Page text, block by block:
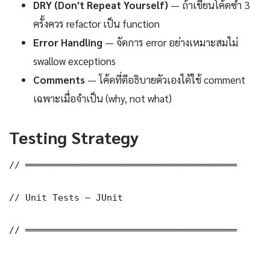
DRY (Don't Repeat Yourself) — ถ้าเขียนโค้ดซ้ำ 3
ครั้งควร refactor เป็น function
Error Handling — จัดการ error อย่างเหมาะสมไม่
swallow exceptions
Comments — โค้ดที่ดีอธิบายตัวเองได้ใช้ comment
เฉพาะเมื่อจำเป็น (why, not what)
Testing Strategy
// ═══════════════════════════════════════
// Unit Tests — JUnit
// ═══════════════════════════════════════